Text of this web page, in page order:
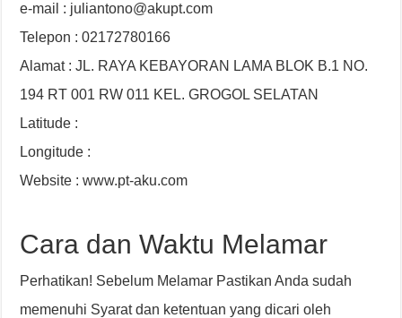
e-mail : juliantono@akupt.com
Telepon : 02172780166
Alamat : JL. RAYA KEBAYORAN LAMA BLOK B.1 NO.
194 RT 001 RW 011 KEL. GROGOL SELATAN
Latitude :
Longitude :
Website : www.pt-aku.com
Cara dan Waktu Melamar
Perhatikan! Sebelum Melamar Pastikan Anda sudah
memenuhi Syarat dan ketentuan yang dicari oleh